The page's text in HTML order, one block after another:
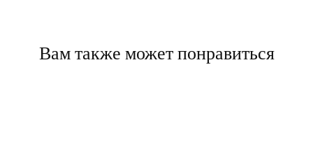
Вам также может понравиться